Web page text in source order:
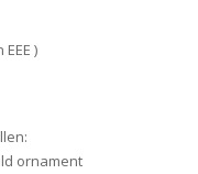
)
ornament